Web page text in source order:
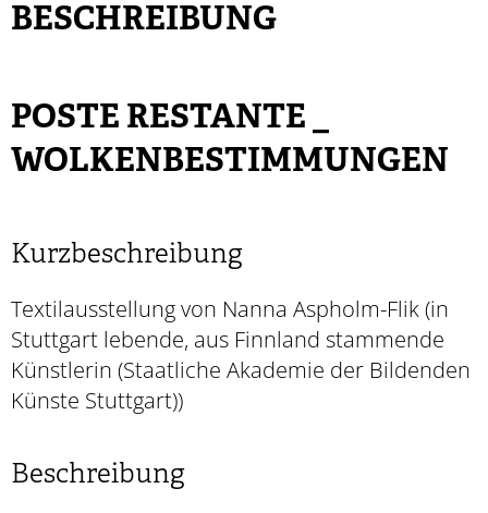
BESCHREIBUNG
POSTE RESTANTE _
WOLKENBESTIMMUNGEN
Kurzbeschreibung
Textilausstellung von Nanna Aspholm-Flik (in
Stuttgart lebende, aus Finnland stammende
Künstlerin (Staatliche Akademie der Bildenden
Künste Stuttgart))
Beschreibung